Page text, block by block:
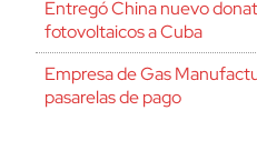
Entregó China nuevo
fotovoltaicos a Cuba
Empresa de Gas
pasarelas de pago